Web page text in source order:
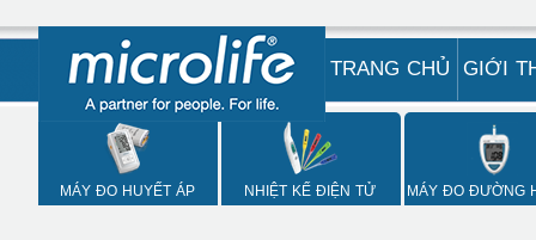
TRANG CHỦ GIỚI
MÁY ĐO HUYẾT ÁP NHIỆT KẾ ĐIỆN TỬ MÁY ĐO ĐƯỜNG